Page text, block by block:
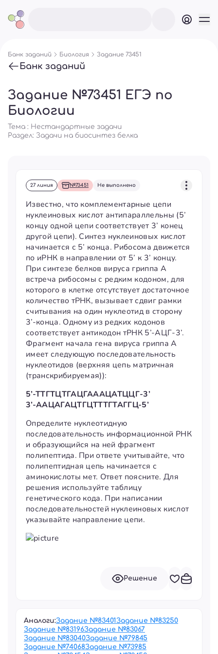
Банк заданий Биология Задание 73451
Банк заданий
Задание №73451 ЕГЭ по
Биологии
Тема : Нестандартные задачи
Раздел: Задачи на биосинтез белка
27 линия №73451 Не выполнено
Известно, что комплементарные цепи
нуклеиновых кислот антипараллельны (5’
концу одной цепи соответствует 3’ конец
другой цепи). Синтез нуклеиновых кислот
начинается с 5’ конца. Рибосома движется
по иРНК в направлении от 5’ к 3’ концу.
При синтезе белков вируса гриппа А
встреча рибосомы с редким кодоном, для
которого в клетке отсутствует достаточное
количество тРНК, вызывает сдвиг рамки
считывания на один нуклеотид в сторону
3’-конца. Одному из редких кодонов
соответствует антикодон тРНК 5’-АЦГ-3’.
Фрагмент начала гена вируса гриппа А
имеет следующую последовательность
нуклеотидов (верхняя цепь матричная
(транскрибируемая)):
5’-ТТГТЦТГАЦГАААЦАТЦЦГ-3’
3’-ААЦАГАЦТГЦТТТГТАГГЦ-5’
Определите нуклеотидную
последовательность информационной РНК
и образующийся на ней фрагмент
полипептида. При ответе учитывайте, что
полипептидная цепь начинается с
аминокислоты мет. Ответ поясните. Для
решения используйте таблицу
генетического кода. При написании
последовательностей нуклеиновых кислот
указывайте направление цепи.
Решение
Аналоги:Задание №83401Задание №83250
Задание №83196Задание №83067
Задание №83040Задание №79845
Задание №74068Задание №73985